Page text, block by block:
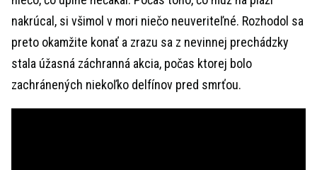
nakrúcal, si všimol v mori niečo neuveriteľné. Rozhodol sa
preto okamžite konať a zrazu sa z nevinnej prechádzky
stala úžasná záchranná akcia, počas ktorej bolo
zachránených niekoľko delfínov pred smrťou.